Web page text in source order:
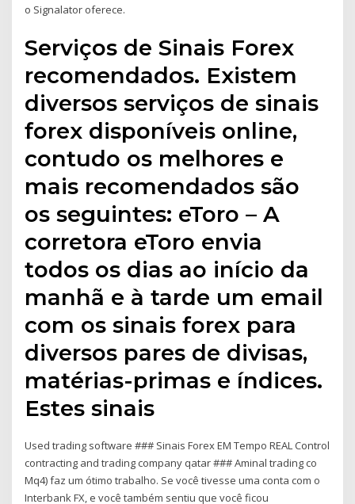
o Signalator oferece.
Serviços de Sinais Forex
recomendados. Existem
diversos serviços de sinais
forex disponíveis online,
contudo os melhores e
mais recomendados são
os seguintes: eToro – A
corretora eToro envia
todos os dias ao início da
manhã e à tarde um email
com os sinais forex para
diversos pares de divisas,
matérias-primas e índices.
Estes sinais
Used trading software ### Sinais Forex EM Tempo REAL Control
contracting and trading company qatar ### Aminal trading co
Mq4) faz um ótimo trabalho. Se você tivesse uma conta com o
Interbank FX, e você também sentiu que você ficou